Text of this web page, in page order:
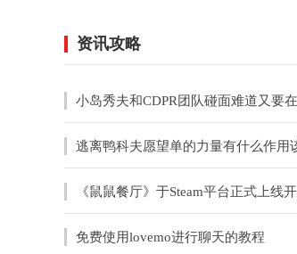
资讯攻略
逃离鸭科夫愿望单的力量有什么作用
免费使用lovemo进行聊天的教程